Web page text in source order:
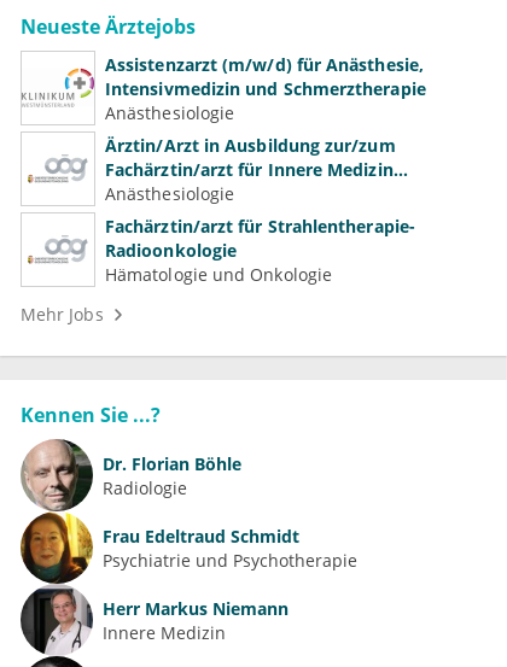
Neueste Ärztejobs
Assistenzarzt (m/w/d) für Anästhesie,
Intensivmedizin und Schmerztherapie
Anästhesiologie
Ärztin/Arzt in Ausbildung zur/zum
Fachärztin/arzt für Innere Medizin
(Kardiologie, Nephrologie, Intensivmedizin)
Anästhesiologie
Fachärztin/arzt für Strahlentherapie-
Radioonkologie
Hämatologie und Onkologie
Mehr Jobs
Kennen Sie ...?
Dr. Florian Böhle
Radiologie
Frau Edeltraud Schmidt
Psychiatrie und Psychotherapie
Herr Markus Niemann
Innere Medizin